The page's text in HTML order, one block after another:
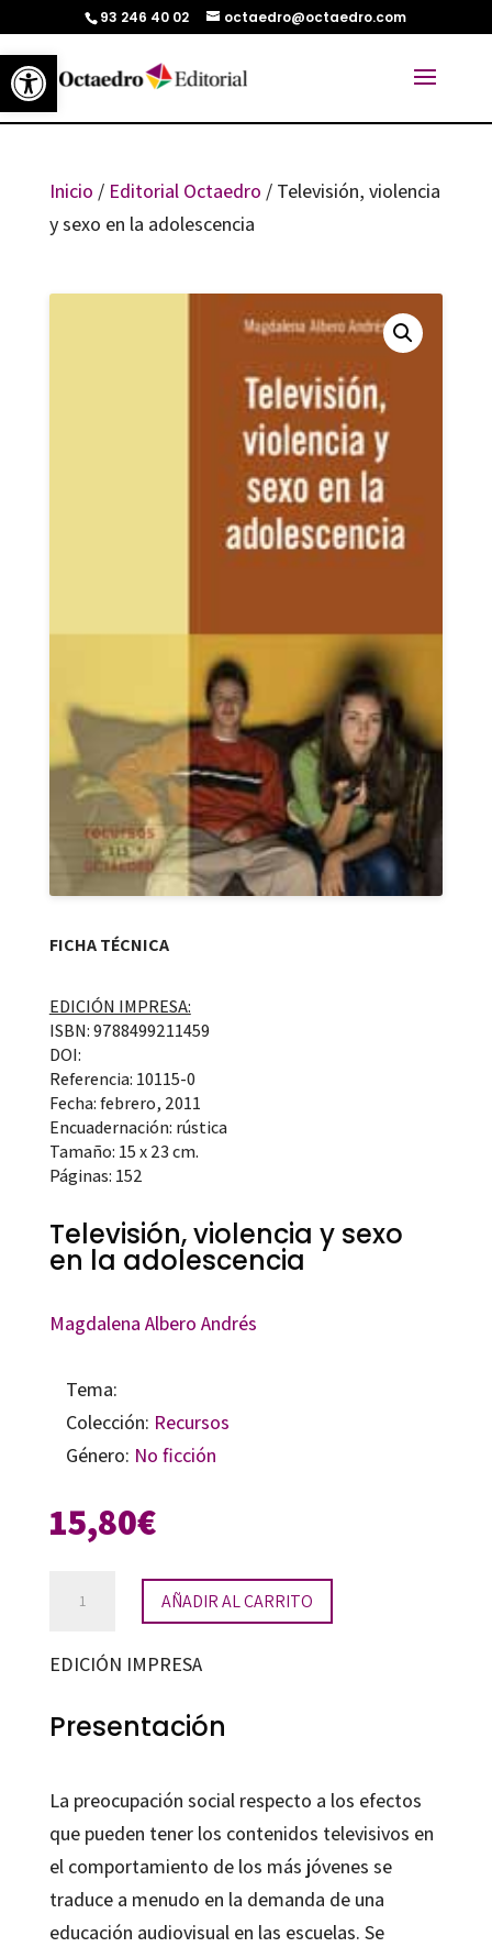
Abrir barra de herramientas
93 246 40 02 octaedro@octaedro.com
Inicio / Editorial Octaedro / Televisión, violencia
y sexo en la adolescencia
FICHA TÉCNICA
EDICIÓN IMPRESA:
ISBN: 9788499211459
DOI:
Referencia: 10115-0
Fecha: febrero, 2011
Encuadernación: rústica
Tamaño: 15 x 23 cm.
Páginas: 152
Televisión, violencia y sexo
en la adolescencia
Magdalena Albero Andrés
Tema:
Colección: Recursos
Género: No ficción
15,80€
y
en
cantidad
AÑADIR AL CARRITO
EDICIÓN IMPRESA
Presentación
La preocupación social respecto a los efectos
que pueden tener los contenidos televisivos en
el comportamiento de los más jóvenes se
traduce a menudo en la demanda de una
educación audiovisual en las escuelas. Se